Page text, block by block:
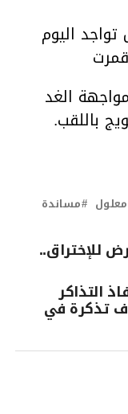
اليوم
الغد
باللقب.
مساندة
للإختراق..
التذاكر
والاهلي..وبيع 9 ألاف تذكرة في